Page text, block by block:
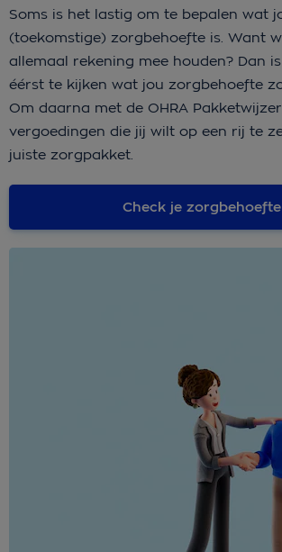
Soms is het lastig om te bepalen wat
(toekomstige) zorgbehoefte is. Want
allemaal rekening mee houden? Dan
éérst te kijken wat jou zorgbehoefte
Om daarna met de OHRA
vergoedingen die jij wilt op een rij te
juiste zorgpakket.
Check je zorgbehoefte